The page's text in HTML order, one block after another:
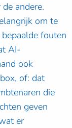
andere.
om te
fouten
AI-
ook
of: dat
die
geven
er